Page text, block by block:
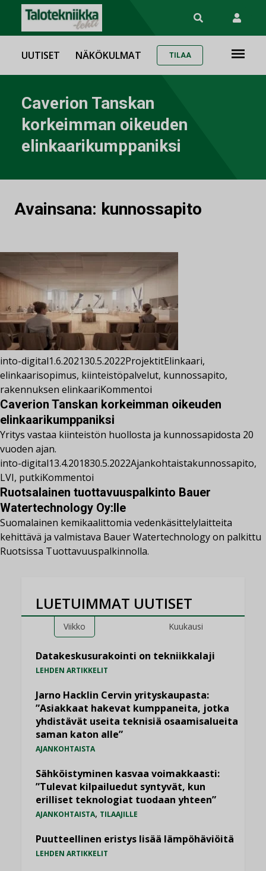
UUTISET NÄKÖKULMAT TILAA
Caverion Tanskan
korkeimman oikeuden
elinkaarikumppaniksi
Avainsana: kunnossapito
into-digital1.6.202130.5.2022ProjektitElinkaari,
elinkaarisopimus, kiinteistöpalvelut, kunnossapito,
rakennuksen elinkaariKommentoi
Caverion Tanskan korkeimman oikeuden
elinkaarikumppaniksi
Yritys vastaa kiinteistön huollosta ja kunnossapidosta 20
vuoden ajan.
into-digital13.4.201830.5.2022Ajankohtaistakunnossapito,
LVI, putkiKommentoi
Ruotsalainen tuottavuuspalkinto Bauer
Watertechnology Oy:lle
Suomalainen kemikaalittomia vedenkäsittelylaitteita
kehittävä ja valmistava Bauer Watertechnology on palkittu
Ruotsissa Tuottavuuspalkinnolla.
LUETUIMMAT UUTISET
Viikko Kuukausi
Datakeskusurakointi on tekniikkalaji
LEHDEN ARTIKKELIT
Jarno Hacklin Cervin yrityskaupasta:
”Asiakkaat hakevat kumppaneita, jotka
yhdistävät useita teknisiä osaamisalueita
saman katon alle”
AJANKOHTAISTA
Sähköistyminen kasvaa voimakkaasti:
”Tulevat kilpailuedut syntyvät, kun
erilliset teknologiat tuodaan yhteen”
AJANKOHTAISTA, TILAAJILLE
Puutteellinen eristys lisää lämpöhäviöitä
LEHDEN ARTIKKELIT